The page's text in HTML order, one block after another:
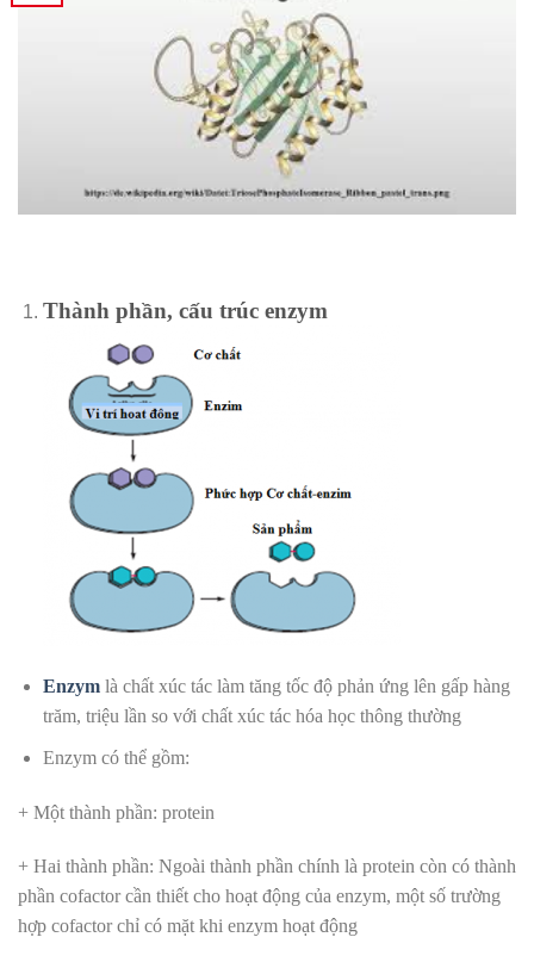
Thành phần, cấu trúc enzym
Enzymlà chất xúc tác làm tăng tốc độ phản ứng lên gấp hàng
trăm, triệu lần so với chất xúc tác hóa học thông thường
Enzym có thể gồm:
+ Một thành phần: protein
+ Hai thành phần: Ngoài thành phần chính là protein còn có thành
phần cofactor cần thiết cho hoạt động của enzym, một số trường
hợp cofactor chỉ có mặt khi enzym hoạt động